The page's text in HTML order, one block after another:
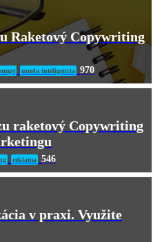
Raketový Copywriting
umela inteligencia 970
raketový Copywriting
reklama 546
v praxi. Využite